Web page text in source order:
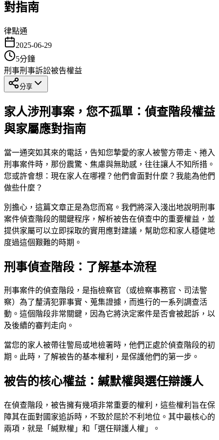
對指南
律點通
2025-06-29
5分鐘
刑事刑事訴訟被告權益
分享
家人涉刑事案，您不孤單：偵查階段權益
與家屬應對指南
當一通突如其來的電話，告知您摯愛的家人被警方帶走、捲入
刑事案件時，那份震驚、焦慮與無助感，往往讓人不知所措。
您或許會想：現在家人在哪裡？他們會面對什麼？我能為他們
做些什麼？
別擔心，這篇文章正是為您而寫。我們將深入淺出地說明刑事
案件偵查階段的關鍵程序，解析被告在偵查中的重要權益，並
提供家屬可以立即採取的實用應對建議，幫助您和家人穩健地
度過這個艱難的時期。
刑事偵查階段：了解基本流程
刑事案件的偵查階段，是指檢察官（或檢察事務官、司法警
察）為了釐清犯罪事實、蒐集證據，而進行的一系列調查活
動。這個階段非常關鍵，因為它將決定案件是否會被起訴，以
及後續的審判走向。
當您的家人被帶往警局或地檢署時，他們正處於偵查階段的初
期。此時，了解被告的基本權利，是保護他們的第一步。
被告的核心權益：緘默權與選任辯護人
在偵查階段，被告擁有幾項非常重要的權利，這些權利旨在保
障其在面對國家追訴時，不致於屈於不利地位。其中最核心的
兩項，就是「緘默權」和「選任辯護人權」。